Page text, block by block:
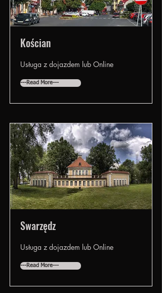
Kościan
Usługa z dojazdem lub Online
---Read More---
Swarzędz
Usługa z dojazdem lub Online
---Read More---